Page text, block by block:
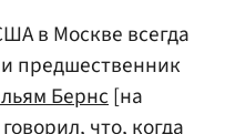
в Москве всегда
предшественник
Бернс[на
что, когда